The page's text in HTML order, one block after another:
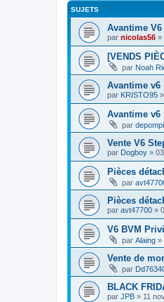
SUJETS
Avantime V6
par nicolas56 »
[VENDS
par Noah
Avantime
par KRISTO95 »
Avantime v6
par
Vente V6
par Dogboy »
Pièces
par
Pièces
par avt47700 »
V6 BVM
par Alaing »
Vente de
par
BLACK
par JPB » 11